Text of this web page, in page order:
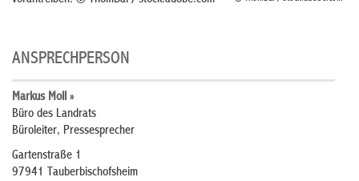
ANSPRECHPERSON
Markus Moll »
Büro des Landrats
Büroleiter, Pressesprecher
Gartenstraße 1
97941 Tauberbischofsheim